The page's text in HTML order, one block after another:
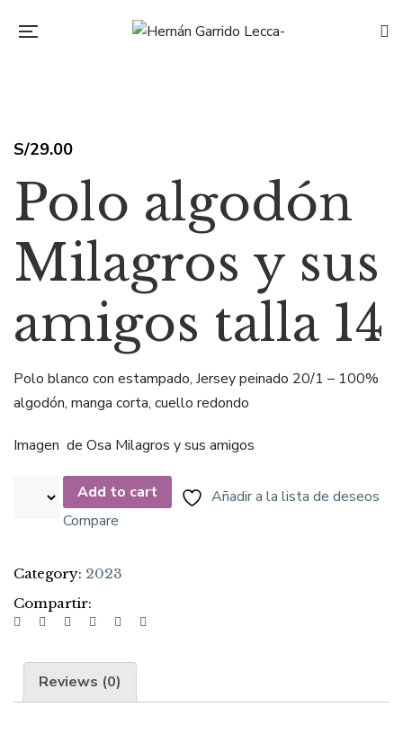
S/29.00
Polo algodón
Milagros y sus
amigos talla 14
Polo blanco con estampado, Jersey peinado 20/1 – 100%
algodón, manga corta, cuello redondo
Imagen de Osa Milagros y sus amigos
Add to cart
Añadir a la lista de deseos
Compare
Category: 2023
Compartir:
Reviews (0)